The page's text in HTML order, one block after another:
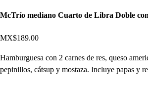
McTrío mediano Cuarto de Libra Doble
MX$189.00
Hamburguesa con 2 carnes de res, queso
pepinillos, cátsup y mostaza. Incluye papas y